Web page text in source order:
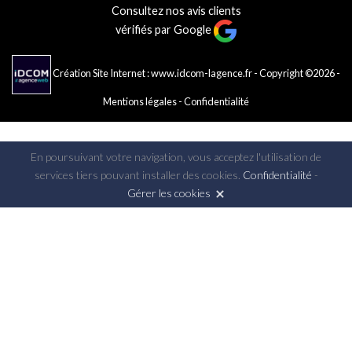
Consultez nos avis clients
vérifiés par Google
Création Site Internet : www.idcom-lagence.fr- Copyright ©2026 -
Mentions légales-Confidentialité
En poursuivant votre navigation, vous acceptez l'utilisation de
services tiers pouvant installer des cookies. Confidentialité -
Gérer les cookies